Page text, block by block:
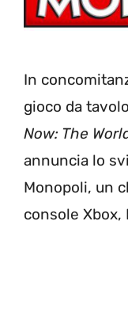
In
gioco da
Now: The
annuncia lo
Monopoli, un
console Xbox,